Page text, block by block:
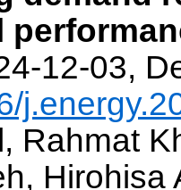
12-03,
Rahmat
Hirohisa